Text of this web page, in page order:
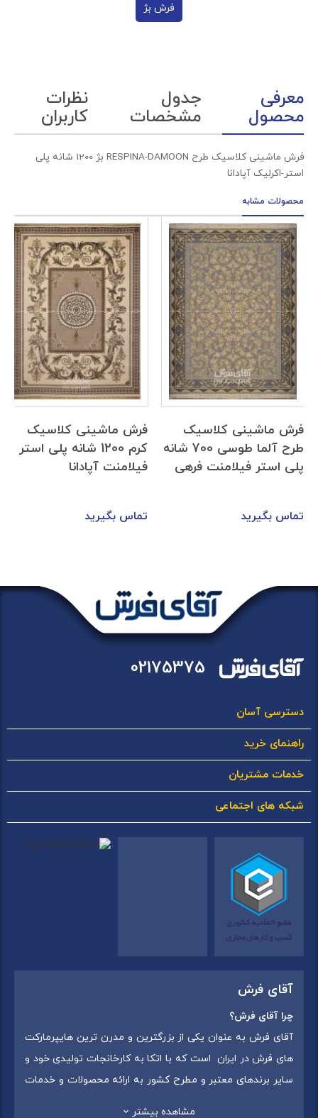
فرش بژ
معرفی
محصول
جدول
مشخصات
نظرات
کاربران
فرش ماشینی کلاسیک طرح RESPINA-DAMOON بژ 1200 شانه پلی
استر-اکرلیک آپادانا
محصولات مشابه
فرش ماشینی کلاسیک
طرح آلما طوسی 700 شانه
پلی استر فیلامنت فرهی
تماس بگیرید
فرش ماشینی کلاسیک
کرم 1200 شانه پلی استر
فیلامنت آپادانا
تماس بگیرید
02175375
دسترسی آسان
راهنمای خرید
خدمات مشتریان
شبکه های اجتماعی
آقای فرش
چرا آقای فرش؟
آقای فرش به عنوان یکی از بزرگترین و مدرن ترین هایپرمارکت
های فرش در ایران است که با اتکا به کارخانجات تولیدی خود و
سایر برندهای معتبر و مطرح کشور به ارائه محصولات و خدمات
مشاهده بیشتر